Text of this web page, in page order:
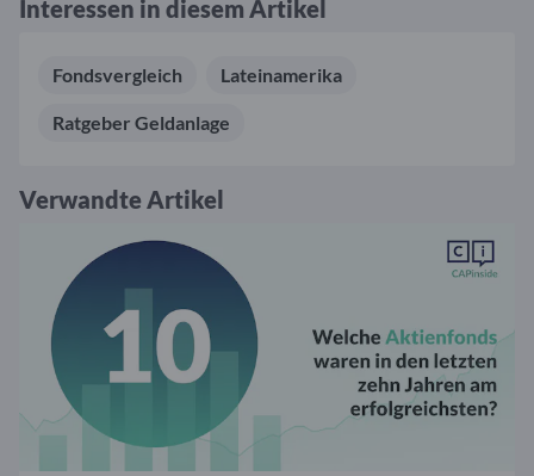
Interessen in diesem Artikel
Fondsvergleich Lateinamerika
Ratgeber Geldanlage
Verwandte Artikel